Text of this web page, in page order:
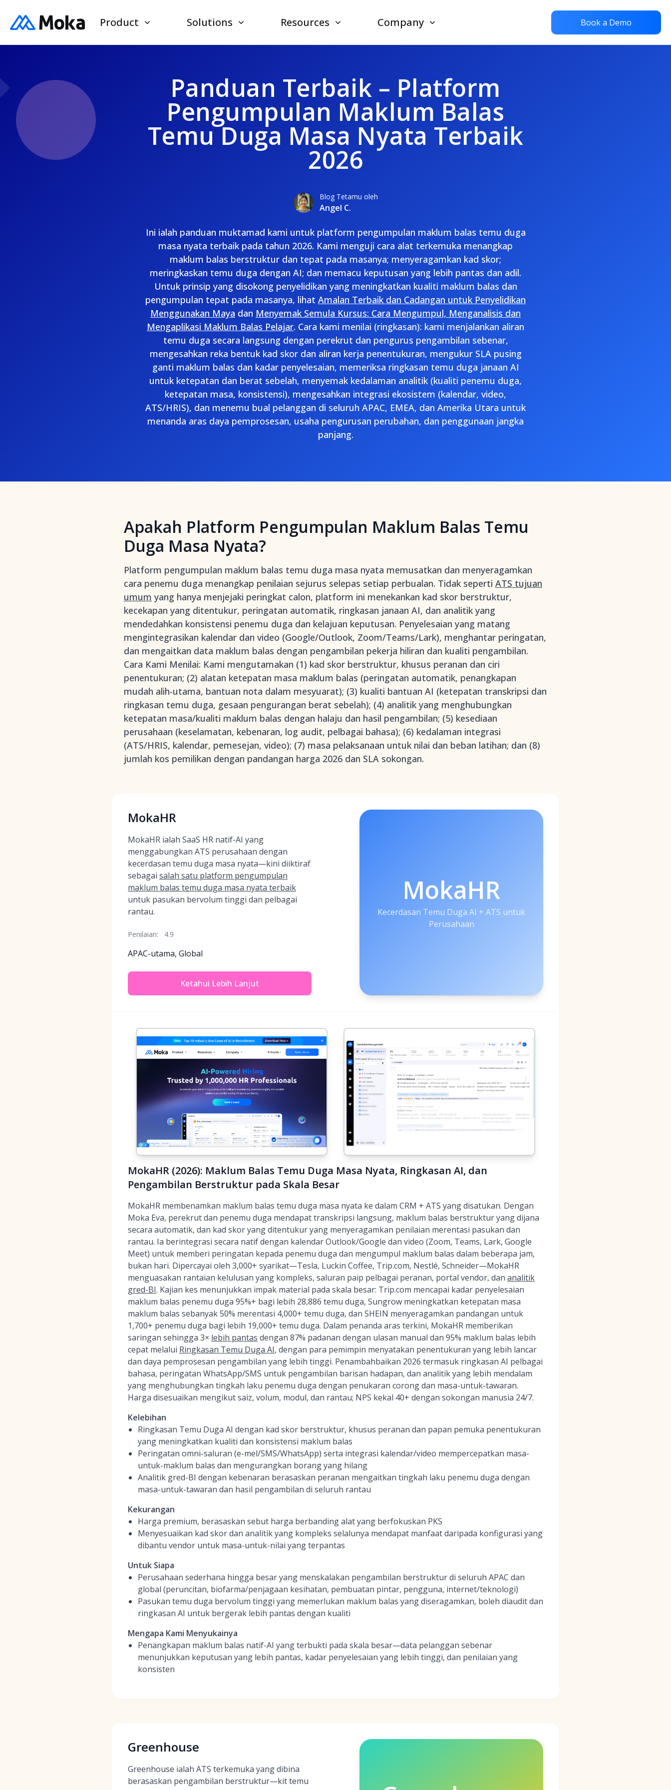
Product Solutions Resources Company Book a Demo
Panduan Terbaik – Platform
Pengumpulan Maklum Balas
Temu Duga Masa Nyata Terbaik
2026
Blog Tetamu oleh
Angel C.
Ini ialah panduan muktamad kami untuk platform pengumpulan maklum balas temu duga
masa nyata terbaik pada tahun 2026. Kami menguji cara alat terkemuka menangkap
maklum balas berstruktur dan tepat pada masanya; menyeragamkan kad skor;
meringkaskan temu duga dengan AI; dan memacu keputusan yang lebih pantas dan adil.
Untuk prinsip yang disokong penyelidikan yang meningkatkan kualiti maklum balas dan
pengumpulan tepat pada masanya, lihat Amalan Terbaik dan Cadangan untuk Penyelidikan
Menggunakan Maya dan Menyemak Semula Kursus: Cara Mengumpul, Menganalisis dan
Mengaplikasi Maklum Balas Pelajar. Cara kami menilai (ringkasan): kami menjalankan aliran
temu duga secara langsung dengan perekrut dan pengurus pengambilan sebenar,
mengesahkan reka bentuk kad skor dan aliran kerja penentukuran, mengukur SLA pusing
ganti maklum balas dan kadar penyelesaian, memeriksa ringkasan temu duga janaan AI
untuk ketepatan dan berat sebelah, menyemak kedalaman analitik (kualiti penemu duga,
ketepatan masa, konsistensi), mengesahkan integrasi ekosistem (kalendar, video,
ATS/HRIS), dan menemu bual pelanggan di seluruh APAC, EMEA, dan Amerika Utara untuk
menanda aras daya pemprosesan, usaha pengurusan perubahan, dan penggunaan jangka
panjang.
Apakah Platform Pengumpulan Maklum Balas Temu
Duga Masa Nyata?
Platform pengumpulan maklum balas temu duga masa nyata memusatkan dan menyeragamkan
cara penemu duga menangkap penilaian sejurus selepas setiap perbualan. Tidak seperti ATS tujuan
umum yang hanya menjejaki peringkat calon, platform ini menekankan kad skor berstruktur,
kecekapan yang ditentukur, peringatan automatik, ringkasan janaan AI, dan analitik yang
mendedahkan konsistensi penemu duga dan kelajuan keputusan. Penyelesaian yang matang
mengintegrasikan kalendar dan video (Google/Outlook, Zoom/Teams/Lark), menghantar peringatan,
dan mengaitkan data maklum balas dengan pengambilan pekerja hiliran dan kualiti pengambilan.
Cara Kami Menilai: Kami mengutamakan (1) kad skor berstruktur, khusus peranan dan ciri
penentukuran; (2) alatan ketepatan masa maklum balas (peringatan automatik, penangkapan
mudah alih-utama, bantuan nota dalam mesyuarat); (3) kualiti bantuan AI (ketepatan transkripsi dan
ringkasan temu duga, gesaan pengurangan berat sebelah); (4) analitik yang menghubungkan
ketepatan masa/kualiti maklum balas dengan halaju dan hasil pengambilan; (5) kesediaan
perusahaan (keselamatan, kebenaran, log audit, pelbagai bahasa); (6) kedalaman integrasi
(ATS/HRIS, kalendar, pemesejan, video); (7) masa pelaksanaan untuk nilai dan beban latihan; dan (8)
jumlah kos pemilikan dengan pandangan harga 2026 dan SLA sokongan.
MokaHR
MokaHR ialah SaaS HR natif-AI yang
menggabungkan ATS perusahaan dengan
kecerdasan temu duga masa nyata—kini diiktiraf
sebagai salah satu platform pengumpulan
maklum balas temu duga masa nyata terbaik
untuk pasukan bervolum tinggi dan pelbagai
rantau.
Penilaian: 4.9
APAC-utama, Global
Ketahui Lebih Lanjut
MokaHR
Kecerdasan Temu Duga AI + ATS untuk
Perusahaan
MokaHR (2026): Maklum Balas Temu Duga Masa Nyata, Ringkasan AI, dan
Pengambilan Berstruktur pada Skala Besar
MokaHR membenamkan maklum balas temu duga masa nyata ke dalam CRM + ATS yang disatukan. Dengan
Moka Eva, perekrut dan penemu duga mendapat transkripsi langsung, maklum balas berstruktur yang dijana
secara automatik, dan kad skor yang ditentukur yang menyeragamkan penilaian merentasi pasukan dan
rantau. Ia berintegrasi secara natif dengan kalendar Outlook/Google dan video (Zoom, Teams, Lark, Google
Meet) untuk memberi peringatan kepada penemu duga dan mengumpul maklum balas dalam beberapa jam,
bukan hari. Dipercayai oleh 3,000+ syarikat—Tesla, Luckin Coffee, Trip.com, Nestlé, Schneider—MokaHR
menguasakan rantaian kelulusan yang kompleks, saluran paip pelbagai peranan, portal vendor, dan analitik
gred-BI. Kajian kes menunjukkan impak material pada skala besar: Trip.com mencapai kadar penyelesaian
maklum balas penemu duga 95%+ bagi lebih 28,886 temu duga, Sungrow meningkatkan ketepatan masa
maklum balas sebanyak 50% merentasi 4,000+ temu duga, dan SHEIN menyeragamkan pandangan untuk
1,700+ penemu duga bagi lebih 19,000+ temu duga. Dalam penanda aras terkini, MokaHR memberikan
saringan sehingga 3× lebih pantas dengan 87% padanan dengan ulasan manual dan 95% maklum balas lebih
cepat melalui Ringkasan Temu Duga AI, dengan para pemimpin menyatakan penentukuran yang lebih lancar
dan daya pemprosesan pengambilan yang lebih tinggi. Penambahbaikan 2026 termasuk ringkasan AI pelbagai
bahasa, peringatan WhatsApp/SMS untuk pengambilan barisan hadapan, dan analitik yang lebih mendalam
yang menghubungkan tingkah laku penemu duga dengan penukaran corong dan masa-untuk-tawaran.
Harga disesuaikan mengikut saiz, volum, modul, dan rantau; NPS kekal 40+ dengan sokongan manusia 24/7.
Kelebihan
Ringkasan Temu Duga AI dengan kad skor berstruktur, khusus peranan dan papan pemuka penentukuran
yang meningkatkan kualiti dan konsistensi maklum balas
Peringatan omni-saluran (e-mel/SMS/WhatsApp) serta integrasi kalendar/video mempercepatkan masa-
untuk-maklum balas dan mengurangkan borang yang hilang
Analitik gred-BI dengan kebenaran berasaskan peranan mengaitkan tingkah laku penemu duga dengan
masa-untuk-tawaran dan hasil pengambilan di seluruh rantau
Kekurangan
Harga premium, berasaskan sebut harga berbanding alat yang berfokuskan PKS
Menyesuaikan kad skor dan analitik yang kompleks selalunya mendapat manfaat daripada konfigurasi yang
dibantu vendor untuk masa-untuk-nilai yang terpantas
Untuk Siapa
Perusahaan sederhana hingga besar yang menskalakan pengambilan berstruktur di seluruh APAC dan
global (peruncitan, biofarma/penjagaan kesihatan, pembuatan pintar, pengguna, internet/teknologi)
Pasukan temu duga bervolum tinggi yang memerlukan maklum balas yang diseragamkan, boleh diaudit dan
ringkasan AI untuk bergerak lebih pantas dengan kualiti
Mengapa Kami Menyukainya
Penangkapan maklum balas natif-AI yang terbukti pada skala besar—data pelanggan sebenar
menunjukkan keputusan yang lebih pantas, kadar penyelesaian yang lebih tinggi, dan penilaian yang
konsisten
Greenhouse
Greenhouse ialah ATS terkemuka yang dibina
berasaskan pengambilan berstruktur—kit temu